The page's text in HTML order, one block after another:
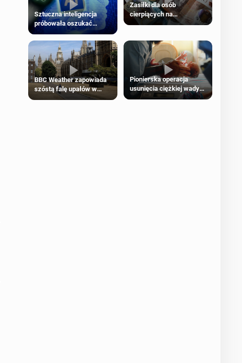
Sztuczna inteligencja
próbowała oszukać
człowieka
Zasiłki dla osób
cierpiących na
schorzenia psychiczne
BBC Weather zapowiada
szóstą falę upałów w
Londynie
Pionierska operacja
usunięcia ciężkiej wady
wrodzonej płodu w łonie